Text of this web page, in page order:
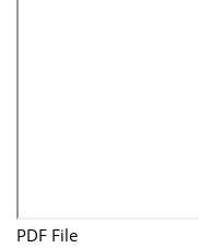
PDF File